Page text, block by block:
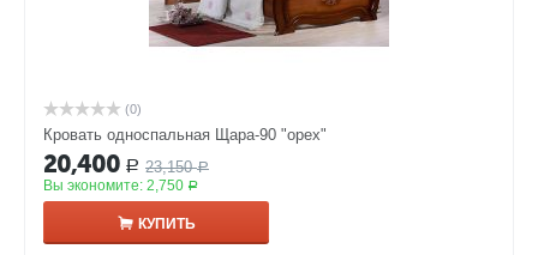
(0)
Кровать односпальная Щара-90 "орех"
20,400 Р 23,150 Р
Вы экономите: 2,750 Р
КУПИТЬ